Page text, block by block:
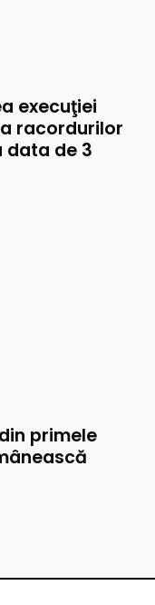
execuţiei
racordurilor
data de 3
primele